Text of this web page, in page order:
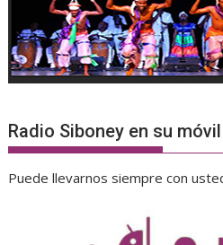
Radio Siboney en su móvil
Puede llevarnos siempre con